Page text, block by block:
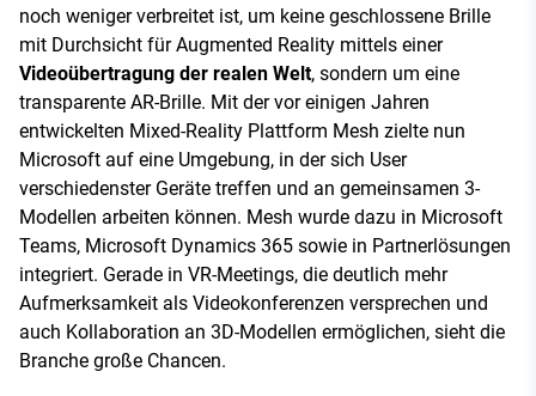
noch weniger verbreitet ist, um keine geschlossene Brille
mit Durchsicht für Augmented Reality mittels einer
Videoübertragung der realen Welt, sondern um eine
transparente AR-Brille. Mit der vor einigen Jahren
entwickelten Mixed-Reality Plattform Mesh zielte nun
Microsoft auf eine Umgebung, in der sich User
verschiedenster Geräte treffen und an gemeinsamen 3-
Modellen arbeiten können. Mesh wurde dazu in Microsoft
Teams, Microsoft Dynamics 365 sowie in Partnerlösungen
integriert. Gerade in VR-Meetings, die deutlich mehr
Aufmerksamkeit als Videokonferenzen versprechen und
auch Kollaboration an 3D-Modellen ermöglichen, sieht die
Branche große Chancen.